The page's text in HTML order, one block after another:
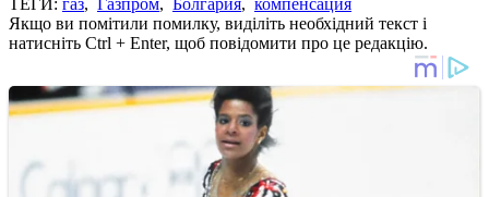
Якщо ви помітили помилку, виділіть необхідний текст і
натисніть Ctrl + Enter, щоб повідомити про це редакцію.